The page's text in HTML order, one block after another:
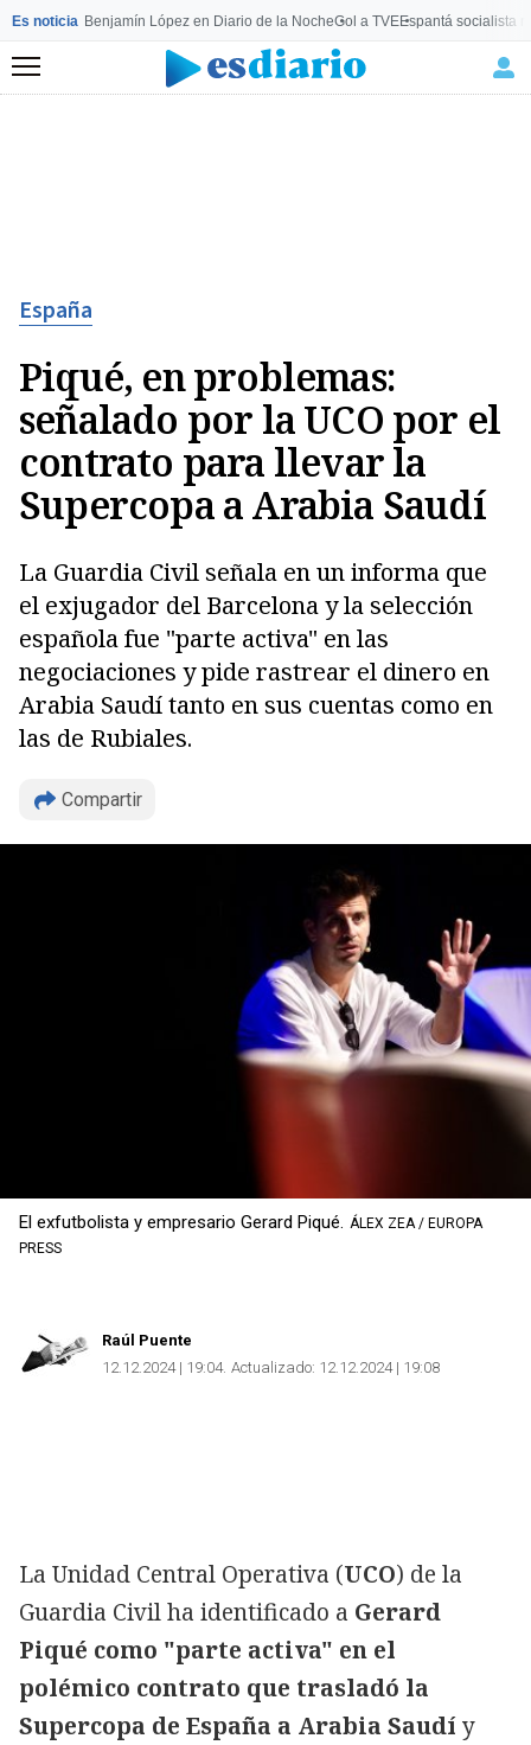
Es noticia Benjamín López en Diario de la NocheGol a TVEEspantá socialista
Menú
España
Piqué, en problemas:
señalado por la UCO por el
contrato para llevar la
Supercopa a Arabia Saudí
La Guardia Civil señala en un informa que
el exjugador del Barcelona y la selección
española fue "parte activa" en las
negociaciones y pide rastrear el dinero en
Arabia Saudí tanto en sus cuentas como en
las de Rubiales.
Compartir
El exfutbolista y empresario Gerard Piqué. ÁLEX ZEA / EUROPA
PRESS
Raúl Puente
12.12.2024 | 19:04 Actualizado: 12.12.2024 | 19:08
La Unidad Central Operativa (UCO) de la
Guardia Civil ha identificado a Gerard
Piqué como "parte activa" en el
polémico contrato que trasladó la
Supercopa de España a Arabia Saudíy